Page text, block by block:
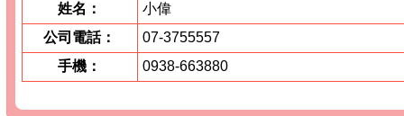
姓名：
小偉
公司電話：
07-3755557
手機：
0938-663880